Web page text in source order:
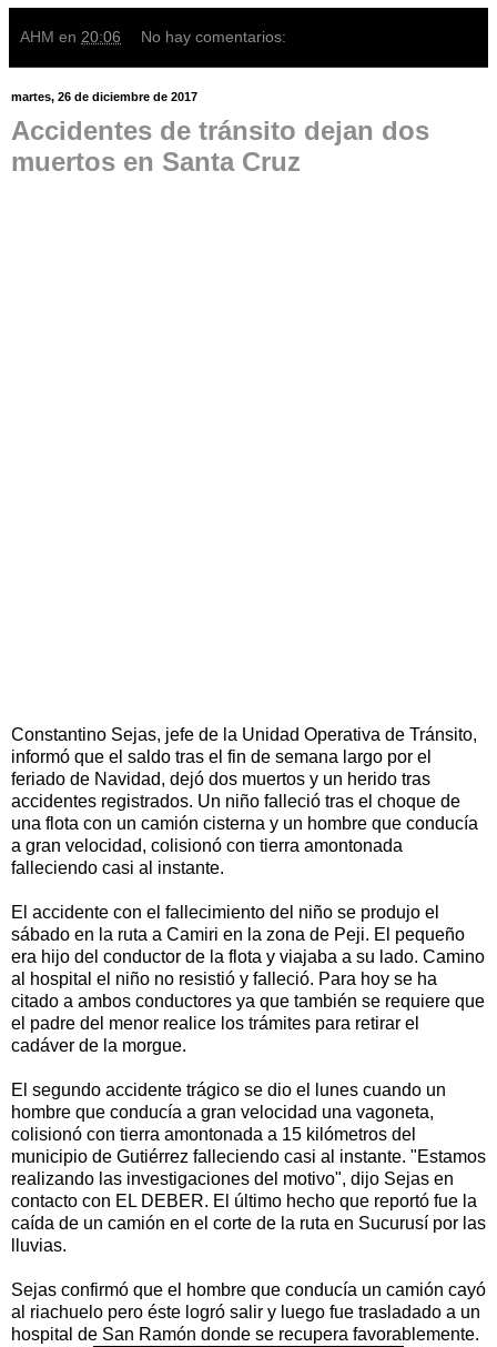
AHM en 20:06 No hay comentarios:
martes, 26 de diciembre de 2017
Accidentes de tránsito dejan dos
muertos en Santa Cruz
Constantino Sejas, jefe de la Unidad Operativa de Tránsito,
informó que el saldo tras el fin de semana largo por el
feriado de Navidad, dejó dos muertos y un herido tras
accidentes registrados. Un niño falleció tras el choque de
una flota con un camión cisterna y un hombre que conducía
a gran velocidad, colisionó con tierra amontonada
falleciendo casi al instante.
El accidente con el fallecimiento del niño se produjo el
sábado en la ruta a Camiri en la zona de Peji. El pequeño
era hijo del conductor de la flota y viajaba a su lado. Camino
al hospital el niño no resistió y falleció. Para hoy se ha
citado a ambos conductores ya que también se requiere que
el padre del menor realice los trámites para retirar el
cadáver de la morgue.
El segundo accidente trágico se dio el lunes cuando un
hombre que conducía a gran velocidad una vagoneta,
colisionó con tierra amontonada a 15 kilómetros del
municipio de Gutiérrez falleciendo casi al instante. "Estamos
realizando las investigaciones del motivo", dijo Sejas en
contacto con EL DEBER. El último hecho que reportó fue la
caída de un camión en el corte de la ruta en Sucurusí por las
lluvias.
Sejas confirmó que el hombre que conducía un camión cayó
al riachuelo pero éste logró salir y luego fue trasladado a un
hospital de San Ramón donde se recupera favorablemente.